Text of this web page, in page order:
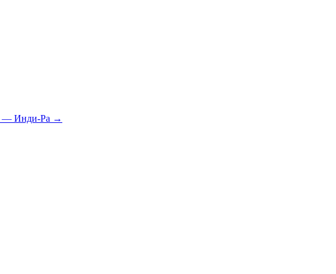
— Инди-Ра →